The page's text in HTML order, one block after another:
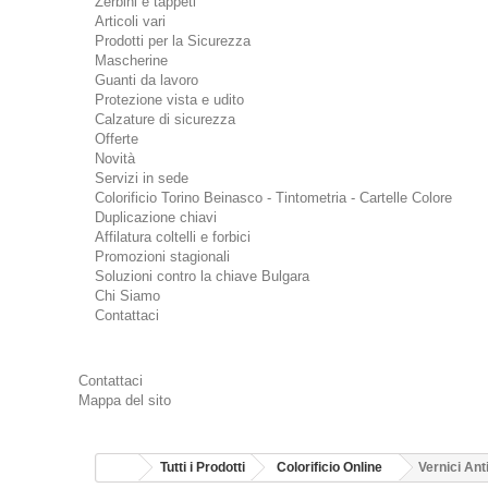
Articoli vari
Prodotti per la Sicurezza
Mascherine
Guanti da lavoro
Protezione vista e udito
Calzature di sicurezza
Offerte
Novità
Servizi in sede
Colorificio Torino Beinasco - Tintometria - Cartelle Colore
Duplicazione chiavi
Affilatura coltelli e forbici
Promozioni stagionali
Soluzioni contro la chiave Bulgara
Chi Siamo
Contattaci
Contattaci
Mappa del sito
Tutti i Prodotti Colorificio Online Vernici